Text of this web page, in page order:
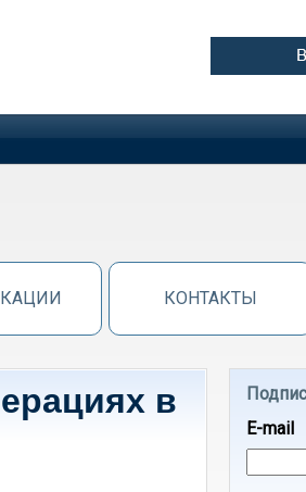
КОНТАКТЫ
в
E-mail